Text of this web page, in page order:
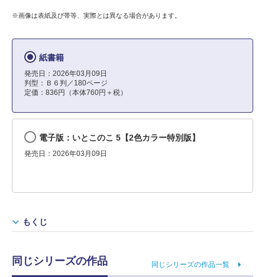
※画像は表紙及び帯等、実際とは異なる場合があります。
紙書籍
発売日：2026年03月09日
判型：Ｂ６判／180ページ
定価：836円（本体760円＋税）
電子版：いとこのこ 5【2色カラー特別版】
発売日：2026年03月09日
もくじ
同じシリーズの作品 同じシリーズの作品一覧